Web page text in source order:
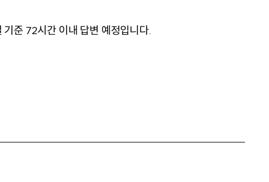
준 72시간 이내 답변 예정입니다.